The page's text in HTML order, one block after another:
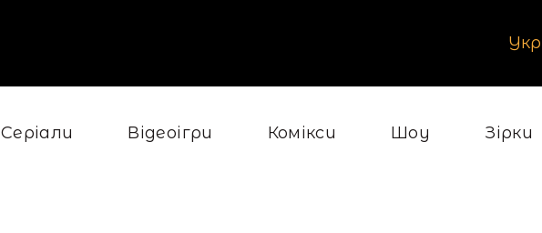
Укр
Серіали Відеоігри Комікси Шоу Зірки